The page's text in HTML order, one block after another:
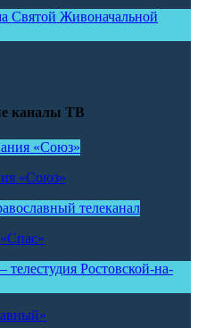
каналы ТВ
«Союз»